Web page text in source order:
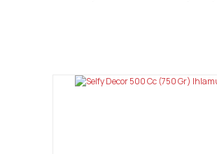
Bu ürünün fiyat bilgisi, resim, ürün
Ürün resmi kalitesiz, bozuk veya